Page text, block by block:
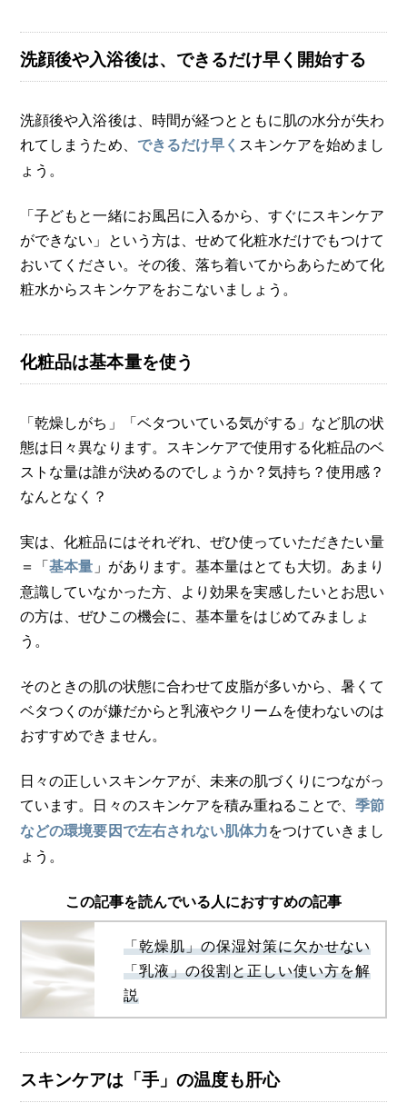
洗顔後や入浴後は、できるだけ早く開始する
洗顔後や入浴後は、時間が経つとともに肌の水分が失わ
れてしまうため、 できるだけ早く スキンケアを始めまし
ょう。
「子どもと一緒にお風呂に入るから、すぐにスキンケア
ができない」という方は、せめて化粧水だけでもつけて
おいてください。その後、落ち着いてからあらためて化
粧水からスキンケアをおこないましょう。
化粧品は基本量を使う
「乾燥しがち」「ベタついている気がする」など肌の状
態は日々異なります。スキンケアで使用する化粧品のベ
ストな量は誰が決めるのでしょうか？気持ち？使用感？
なんとなく？
実は、化粧品にはそれぞれ、ぜひ使っていただきたい量
＝「基本量 」があります。基本量はとても大切。あまり
意識していなかった方、より効果を実感したいとお思い
の方は、ぜひこの機会に、基本量をはじめてみましょ
う。
そのときの肌の状態に合わせて皮脂が多いから、暑くて
ベタつくのが嫌だからと乳液やクリームを使わないのは
おすすめできません。
日々の正しいスキンケアが、未来の肌づくりにつながっ
ています。日々のスキンケアを積み重ねることで、 季節
などの環境要因で左右されない肌体力をつけていきまし
ょう。
この記事を読んでいる人におすすめの記事
「乾燥肌」の保湿対策に欠かせない
「乳液」の役割と正しい使い方を解
説
スキンケアは「手」の温度も肝心